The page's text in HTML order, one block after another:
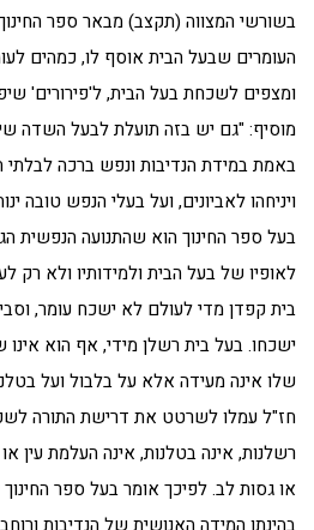
בשורשי המצווה (תקצב) מבאר ספר
העומרים שבעל הבית אוסף לו, כמהים
ומצפים לשכחת בעל הבית, ל'פירורים'
מוסיף: "גם יש בזה תועלת לבעל השדה
באמת במידת הנדיבות ונפש ברכה
ויניחהו לאביונים, ועל בעלי הנפש
בעל ספר החינוך הוא שהתנועה הנפשית
לאופיו של בעל הבית ולמידותיו ולא רק
בית קפדן מדי לעולם לא ישכח עומר,
ישכחו. בעל בית רשלן מידי, אף הוא
שלו אינה מעידה אלא על בלבול ועל
חז"ל עמלו לשרטט את דרישת התורה
רשלנות, אינה בטלנות, אינה העלמת עין
או גסות לב. לפיכך אומר בעל ספר